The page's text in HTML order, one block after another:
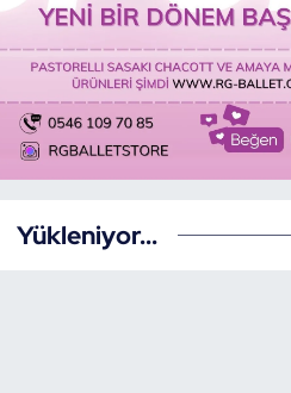
Yükleniyor...